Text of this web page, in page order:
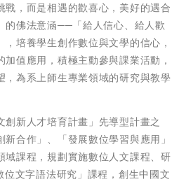
戰，而是相遇的歡喜心，美好的遇合
的佛法意涵──「給人信心、給人歡
培養學生創作數位與文學的信心，
值應用，積極主動參與課業活動，
，為系上師生專業領域的研究與教學
創新人才培育計畫」先導型計畫之
新合作」、「發展數位學習與應用」
域課程，規劃實施數位人文課程、研
文字語法研究」課程，創生中國文